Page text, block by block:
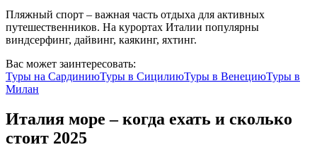
Пляжный спорт – важная часть отдыха для активных
путешественников. На курортах Италии популярны
виндсерфинг, дайвинг, каякинг, яхтинг.
Вас может заинтересовать:
Туры на СардиниюТуры в СицилиюТуры в ВенециюТуры в
Милан
Италия море – когда ехать и сколько
стоит 2025